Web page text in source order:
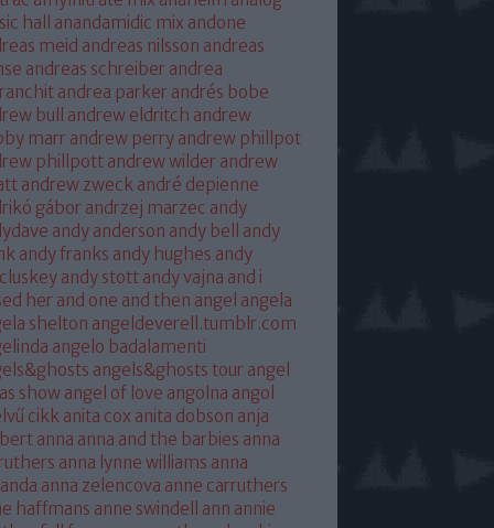
hall
anandamidic mix andone
meid andreas nilsson andreas
andreas schreiber andrea
andrea parker andrés bobe
bull
andrew eldritch andrew
marr andrew perry andrew phillpot
phillpott andrew wilder andrew
andrew zweck andré depienne
gábor andrzej marzec andy
andy anderson andy bell
andy
andy franks andy hughes andy
andy stott andy vajna and i
her and one and then angel angela
shelton angeldeverell.tumblr.com
angelo badalamenti
angels&ghosts tour angel
show angel of love angolna angol
cikk anita cox anita dobson anja
anna anna and the barbies anna
anna lynne williams anna
anna zelencova anne carruthers
haffmans anne swindell
ann annie